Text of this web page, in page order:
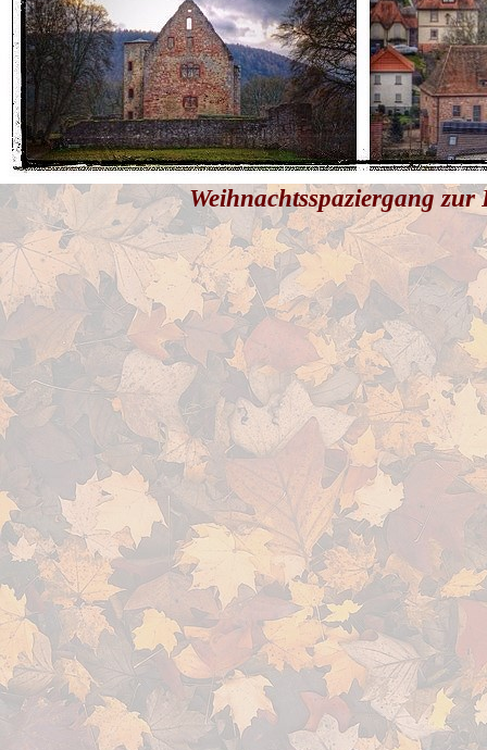
Weihnachtsspaziergang